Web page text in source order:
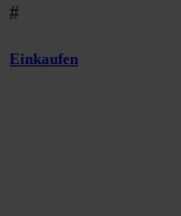
#
Einkaufen